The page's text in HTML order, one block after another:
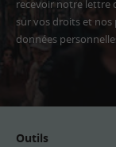
recevoir notre lettre
sur vos droits et
données
Outils